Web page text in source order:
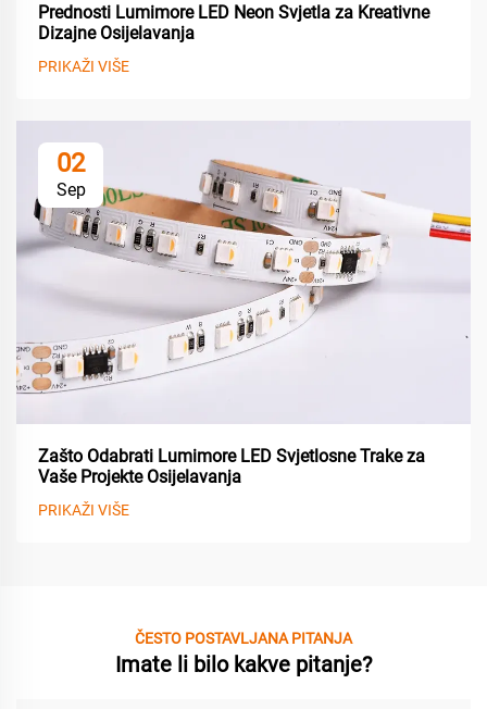
Prednosti Lumimore LED Neon Svjetla za Kreativne
Dizajne Osijelavanja
PRIKAŽI VIŠE
02
Sep
Zašto Odabrati Lumimore LED Svjetlosne Trake za
Vaše Projekte Osijelavanja
PRIKAŽI VIŠE
ČESTO POSTAVLJANA PITANJA
Imate li bilo kakve pitanje?